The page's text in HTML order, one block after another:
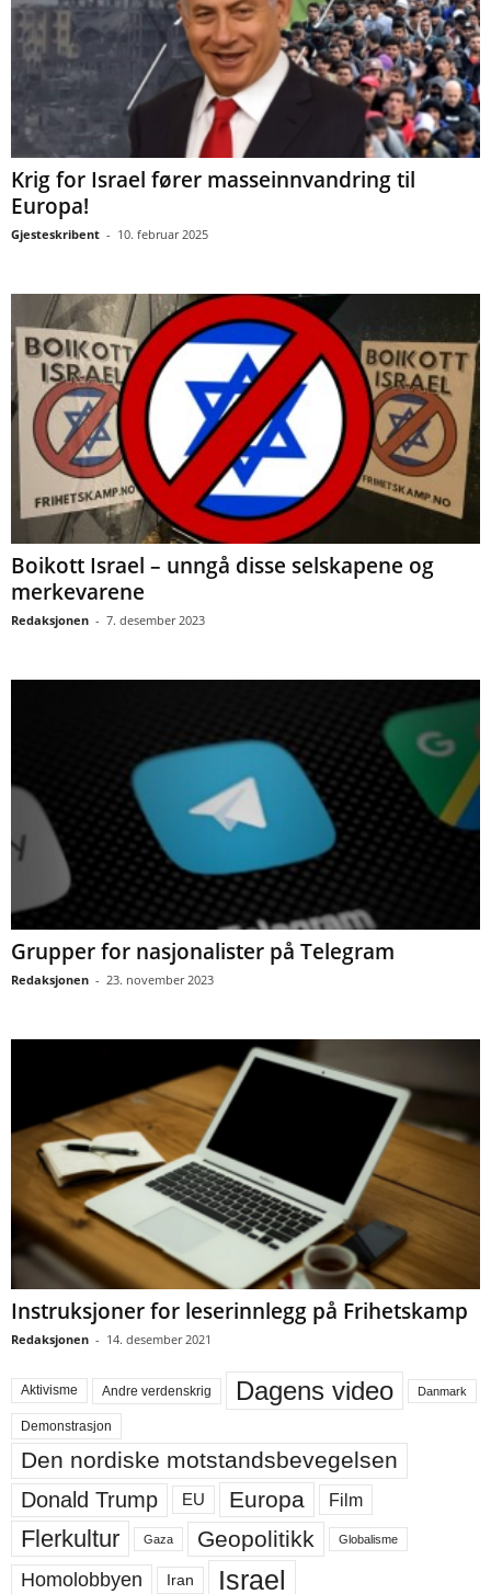
Krig for Israel fører masseinnvandring til
Europa!
Gjesteskribent - 10. februar 2025
Boikott Israel – unngå disse selskapene og
merkevarene
Redaksjonen - 7. desember 2023
Grupper for nasjonalister på Telegram
Redaksjonen - 23. november 2023
Instruksjoner for leserinnlegg på Frihetskamp
Redaksjonen - 14. desember 2021
Aktivisme Andre verdenskrig Dagens video Danmark
Demonstrasjon
Den nordiske motstandsbevegelsen
Donald Trump EU Europa Film
Flerkultur Gaza Geopolitikk Globalisme
Homolobbyen Iran Israel